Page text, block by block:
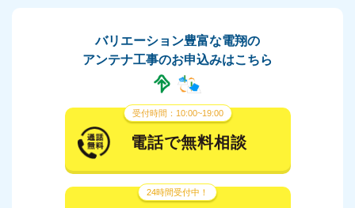
バリエーション豊富な電翔の
アンテナ工事のお申込みはこちら
受付時間：10:00~19:00
電話で無料相談
24時間受付中！